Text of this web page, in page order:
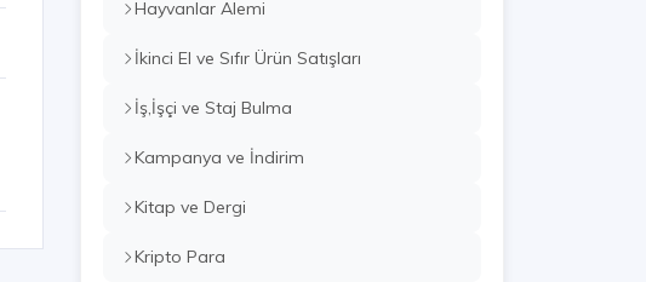
Hayvanlar Alemi
İkinci El ve Sıfır Ürün Satışları
İş,İşçi ve Staj Bulma
Kampanya ve İndirim
Kitap ve Dergi
Kripto Para